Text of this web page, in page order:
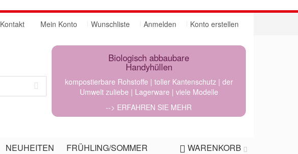
Mein Konto Wunschliste Anmelden Konto erstellen
Kontakt
Biologisch abbaubare
Handyhüllen
kompostierbare Rohstoffe | toller Kantenschutz | der
Umwelt zuliebe | Lagerware | viele Modelle
--> ERFAHREN SIE MEHR
WARENKORB
NEUHEITEN FRÜHLING/SOMMER